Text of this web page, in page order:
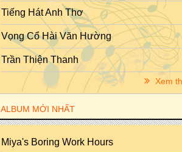
Tiếng Hát Anh Thơ
Vọng Cổ Hài Văn Hường
Trần Thiện Thanh
Xem
ALBUM MỚI NHẤT
Miya's Boring Work Hours